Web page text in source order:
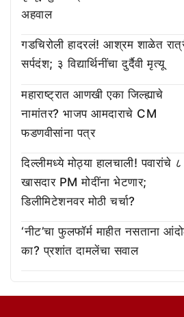
अहवाल
गडचिरोली हादरलं! आश्रम शाळेत
सर्पदंश; ३ विद्यार्थिनींचा दुर्दैवी मृत्यू
महाराष्ट्रात आणखी एका जिल्ह्याचे
नामांतर? भाजप आमदाराचे CM
फडणवीसांना पत्र
दिल्लीमध्ये मोठ्या हालचाली! पवारांचे ८
खासदार PM मोदींना भेटणार;
डिलीमिटेशनवर मोठी चर्चा?
‘नीट’चा फुलफॉर्म माहीत नसताना
का? प्रशांत दामलेंचा सवाल